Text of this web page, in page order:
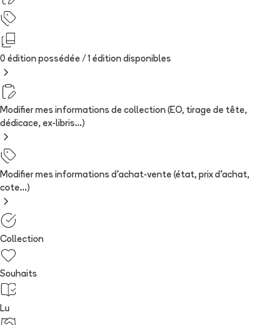
0 édition possédée / 1 édition disponibles
Modifier mes informations de collection (EO, tirage de tête,
dédicace, ex-libris...)
Modifier mes informations d'achat-vente (état, prix d'achat,
cote...)
Collection
Souhaits
Lu